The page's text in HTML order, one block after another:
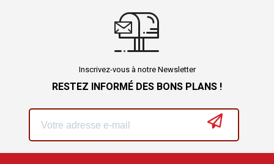
Inscrivez-vous à notre Newsletter
RESTEZ INFORMÉ DES BONS PLANS !